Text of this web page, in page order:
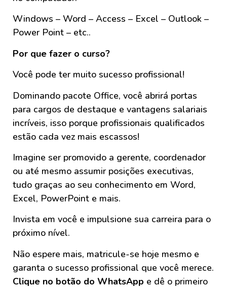
Windows – Word – Access – Excel – Outlook –
Power Point – etc..
Por que fazer o curso?
Você pode ter muito sucesso profissional!
Dominando pacote Office, você abrirá portas
para cargos de destaque e vantagens salariais
incríveis, isso porque profissionais qualificados
estão cada vez mais escassos!
Imagine ser promovido a gerente, coordenador
ou até mesmo assumir posições executivas,
tudo graças ao seu conhecimento em Word,
Excel, PowerPoint e mais.
Invista em você e impulsione sua carreira para o
próximo nível.
Não espere mais, matricule-se hoje mesmo e
garanta o sucesso profissional que você merece.
Clique no botão do WhatsApp e dê o primeiro